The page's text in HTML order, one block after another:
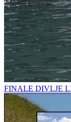
FINALE DIVLJE